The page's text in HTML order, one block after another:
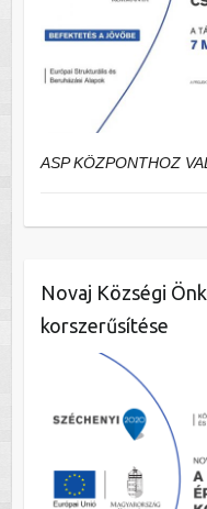
ASP KÖZPONTHOZ
Novaj Községi
korszerűsítése